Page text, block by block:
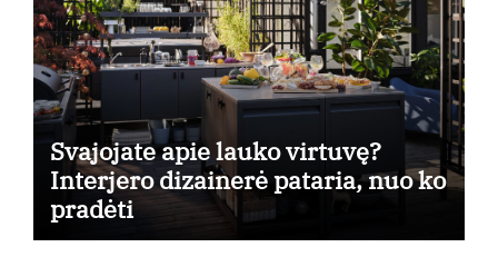
Svajojate apie lauko virtuvę?
Interjero dizainerė pataria, nuo ko
pradėti